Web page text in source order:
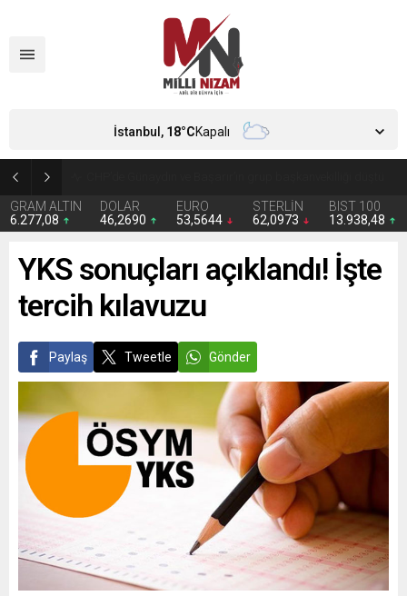
GRAM ALTIN
6.277,08
DOLAR
46,2690
EURO
53,5644
STERLİN
62,0973
BIST 100
13.938,48
İstanbul, 18°CKapalı
YKS sonuçları açıklandı! İşte
tercih kılavuzu
Paylaş Tweetle Gönder